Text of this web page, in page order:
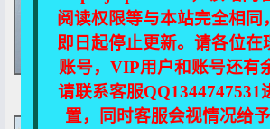
阅读权限等与本站完全相同
即日起停止更新。请各位在
账号，VIP用户和账号还有
请联系客服QQ1344747531
置，同时客服会视情况给